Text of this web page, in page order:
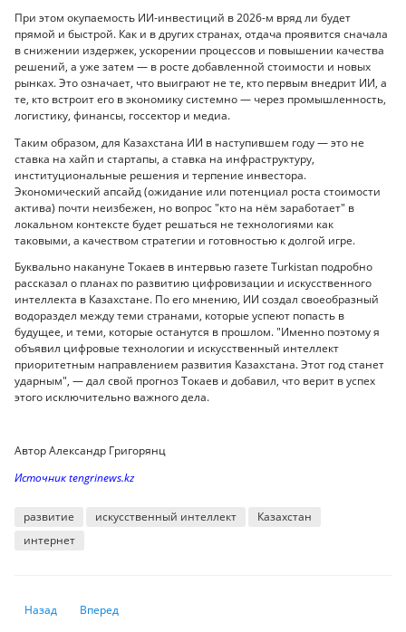
При этом окупаемость ИИ-инвестиций в 2026-м вряд ли будет
прямой и быстрой. Как и в других странах, отдача проявится сначала
в снижении издержек, ускорении процессов и повышении качества
решений, а уже затем — в росте добавленной стоимости и новых
рынках. Это означает, что выиграют не те, кто первым внедрит ИИ, а
те, кто встроит его в экономику системно — через промышленность,
логистику, финансы, госсектор и медиа.
Таким образом, для Казахстана ИИ в наступившем году — это не
ставка на хайп и стартапы, а ставка на инфраструктуру,
институциональные решения и терпение инвестора.
Экономический апсайд (ожидание или потенциал роста стоимости
актива) почти неизбежен, но вопрос "кто на нём заработает" в
локальном контексте будет решаться не технологиями как
таковыми, а качеством стратегии и готовностью к долгой игре.
Буквально накануне Токаев в интервью газете Turkistan подробно
рассказал о планах по развитию цифровизации и искусственного
интеллекта в Казахстане. По его мнению, ИИ создал своеобразный
водораздел между теми странами, которые успеют попасть в
будущее, и теми, которые останутся в прошлом. "Именно поэтому я
объявил цифровые технологии и искусственный интеллект
приоритетным направлением развития Казахстана. Этот год станет
ударным", — дал свой прогноз Токаев и добавил, что верит в успех
этого исключительно важного дела.
Автор Александр Григорянц
Источник tengrinews.kz
развитие искусственный интеллект
Казахстан
интернет
Предыдущий: «Потяну ли я ипотеку»: как оценить риски до
Назад Следующий: До нового, 2026 года осталось десять дней.
Вперед